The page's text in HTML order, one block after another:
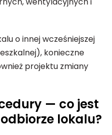
o innej wcześniejszej
konieczne
projektu zmiany
— co jest
lokalu?